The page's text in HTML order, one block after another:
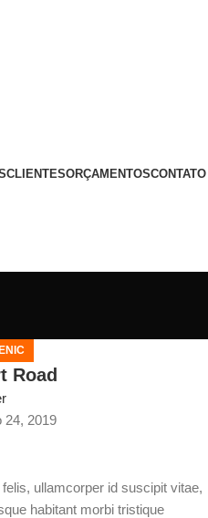
CLIENTESORÇAMENTOSCONTATO
Road
24, 2019
ullamcorper id suscipit vitae,
habitant morbi tristique